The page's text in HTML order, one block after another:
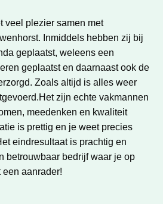
veel plezier samen met
Inmiddels hebben zij bij
geplaatst, weleens een
geplaatst en daarnaast ook de
Zoals altijd is alles weer
zijn echte vakmannen
meedenken en kwaliteit
is prettig en je weet precies
eindresultaat is prachtig en
betrouwbaar bedrijf waar je op
een aanrader!